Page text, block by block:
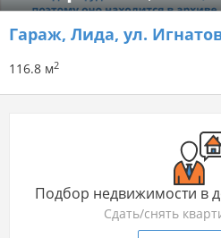
Гараж, Лида, ул.
116.8 м2
Подбор недвижимости в
Сдать/снять